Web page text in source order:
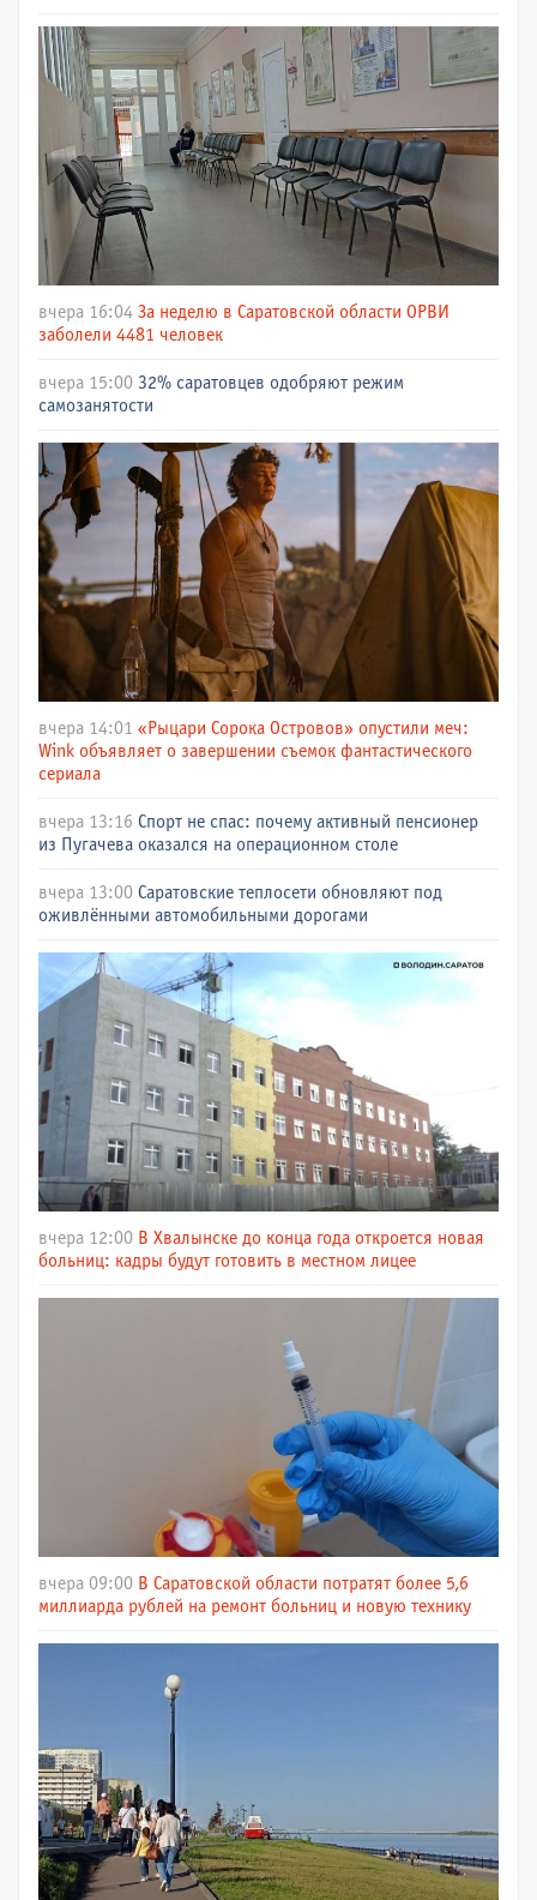
вчера 16:04 За неделю в Саратовской области ОРВИ
заболели 4481 человек
вчера 15:00 32% саратовцев одобряют режим
самозанятости
вчера 14:01 «Рыцари Сорока Островов» опустили меч:
Wink объявляет о завершении съемок фантастического
сериала
вчера 13:16 Спорт не спас: почему активный пенсионер
из Пугачева оказался на операционном столе
вчера 13:00 Саратовские теплосети обновляют под
оживлёнными автомобильными дорогами
вчера 12:00 В Хвалынске до конца года откроется новая
больниц: кадры будут готовить в местном лицее
вчера 09:00 В Саратовской области потратят более 5,6
миллиарда рублей на ремонт больниц и новую технику